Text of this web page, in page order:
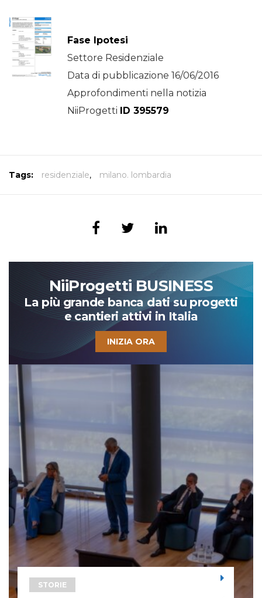
Fase Ipotesi
Settore Residenziale
Data di pubblicazione 16/06/2016
Approfondimenti nella notizia
NiiProgetti ID 395579
Tags: residenziale, milano. lombardia
NiiProgetti BUSINESS
La più grande banca dati su progetti
e cantieri attivi in Italia
INIZIA ORA
STORIE